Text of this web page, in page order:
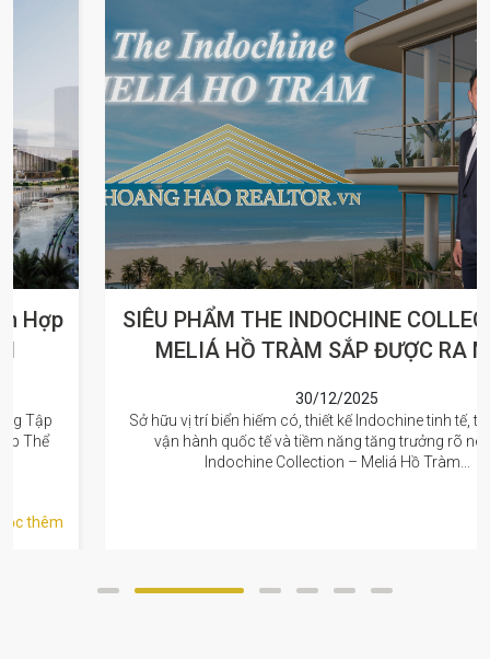
SIÊU PHẨM THE INDOCHINE COLLECTION -
MELIÁ HỒ TRÀM SẮP ĐƯỢC RA MẮT
Sở hữu vị trí biển hiếm có, thiết kế Indochine tinh tế, tiêu chuẩn
vận hành quốc tế và tiềm năng tăng trưởng rõ nét, The
Indochine Collection – Meliá Hồ Tràm...